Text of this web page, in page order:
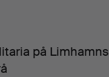
på Limhamns